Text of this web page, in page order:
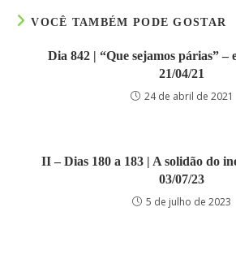
VOCÊ TAMBÉM PODE GOSTAR
Dia 842 | “Que sejamos párias” –
21/04/21
24 de abril de 2021
II – Dias 180 a 183 | A solidão do
03/07/23
5 de julho de 2023